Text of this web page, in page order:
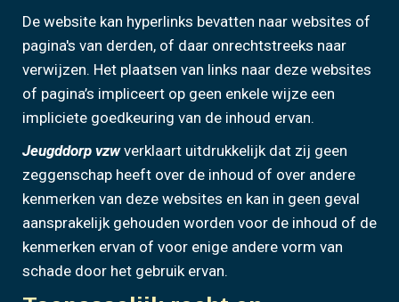
De website kan hyperlinks bevatten naar websites of
pagina's van derden, of daar onrechtstreeks naar
verwijzen. Het plaatsen van links naar deze websites
of pagina’s impliceert op geen enkele wijze een
impliciete goedkeuring van de inhoud ervan.
Jeugddorp vzwverklaart uitdrukkelijk dat zij geen
zeggenschap heeft over de inhoud of over andere
kenmerken van deze websites en kan in geen geval
aansprakelijk gehouden worden voor de inhoud of de
kenmerken ervan of voor enige andere vorm van
schade door het gebruik ervan.